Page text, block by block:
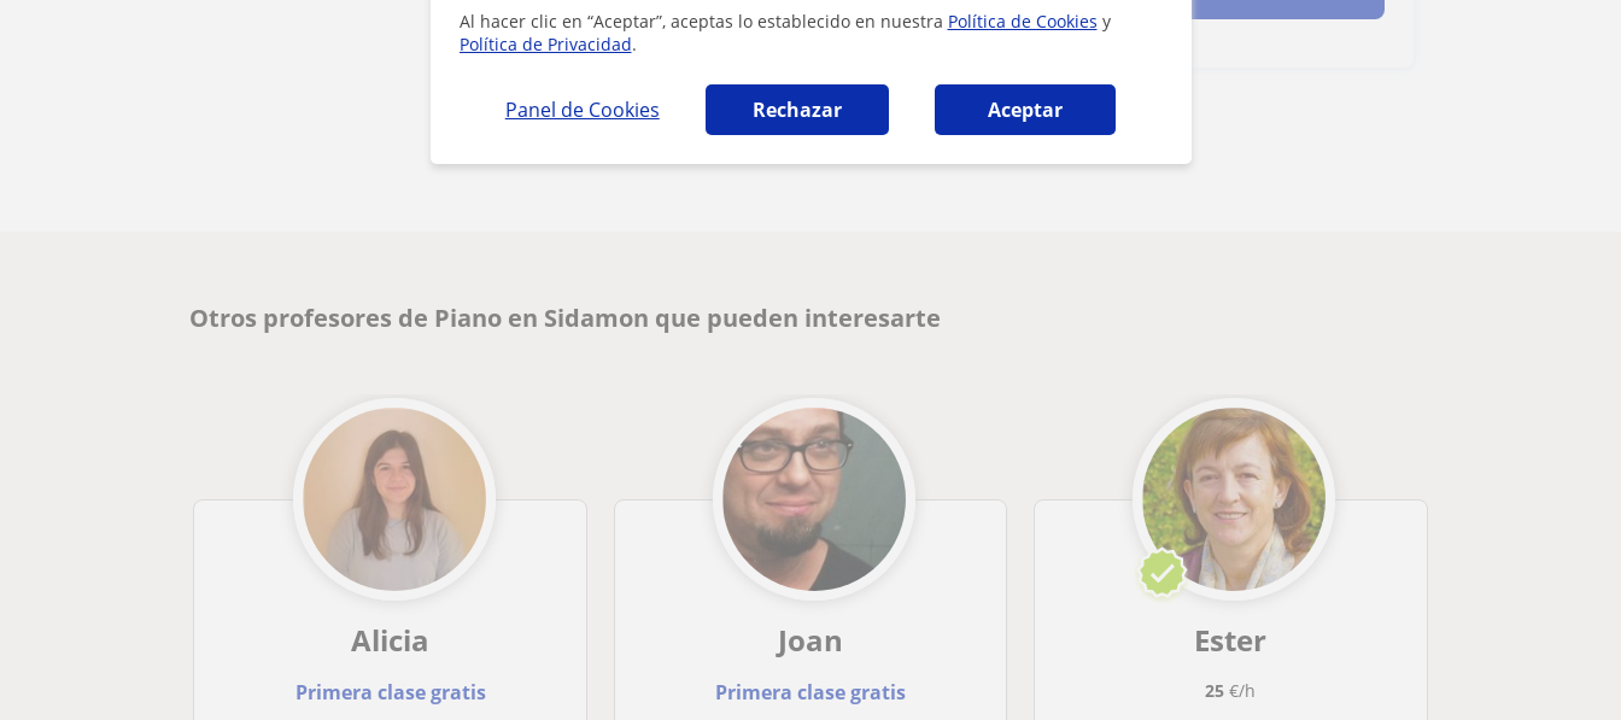
Al hacer clic en “Aceptar”, aceptas lo establecido en nuestra Política de Cookies y
Política de Privacidad.
Panel de Cookies Rechazar Aceptar
Denunciar este perfil
Otros profesores de Piano en Sidamon que pueden interesarte
Alicia
Primera clase gratis
Joan
Primera clase gratis
Ester
25 €/h